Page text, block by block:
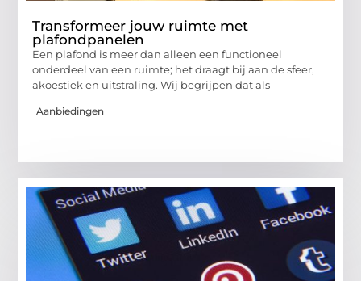
Transformeer jouw ruimte met
plafondpanelen
Een plafond is meer dan alleen een functioneel
onderdeel van een ruimte; het draagt bij aan de sfeer,
akoestiek en uitstraling. Wij begrijpen dat als
Aanbiedingen